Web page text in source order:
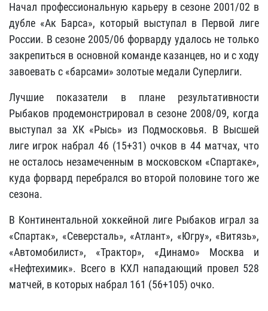
Начал профессиональную карьеру в сезоне 2001/02 в
дубле «Ак Барса», который выступал в Первой лиге
России. В сезоне 2005/06 форварду удалось не только
закрепиться в основной команде казанцев, но и с ходу
завоевать с «барсами» золотые медали Суперлиги.
Лучшие показатели в плане результативности
Рыбаков продемонстрировал в сезоне 2008/09, когда
выступал за ХК «Рысь» из Подмосковья. В Высшей
лиге игрок набрал 46 (15+31) очков в 44 матчах, что
не осталось незамеченным в московском «Спартаке»,
куда форвард перебрался во второй половине того же
сезона.
В Континентальной хоккейной лиге Рыбаков играл за
«Спартак», «Северсталь», «Атлант», «Югру», «Витязь»,
«Автомобилист», «Трактор», «Динамо» Москва и
«Нефтехимик». Всего в КХЛ нападающий провел 528
матчей, в которых набрал 161 (56+105) очко.